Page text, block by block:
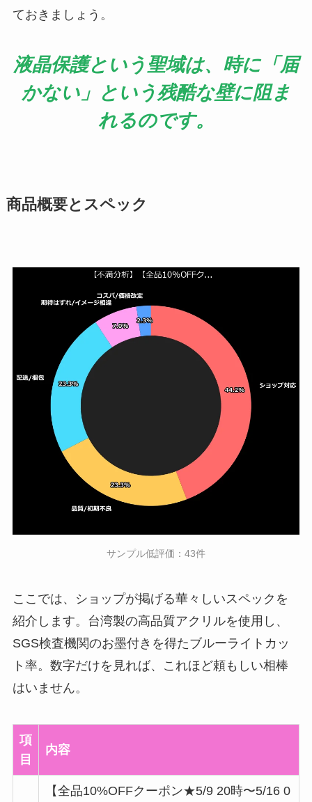
ておきましょう。
液晶保護という聖域は、時に「届
かない」という残酷な壁に阻ま
れるのです。
商品概要とスペック
サンプル低評価：43件
ここでは、ショップが掲げる華々しいスペックを
紹介します。台湾製の高品質アクリルを使用し、
SGS検査機関のお墨付きを得たブルーライトカッ
ト率。数字だけを見れば、これほど頼もしい相棒
はいません。
項
目
内容
【全品10%OFFクーポン★5/9 20時〜5/16 0